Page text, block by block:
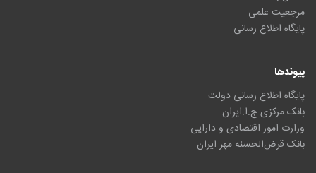
مرجعیت علمی
پایگاه اطلاع رسانی
پیوندها
پایگاه اطلاع رسانی دولت
بانک مرکزی ج.ا.ایران
وزارت امور اقتصادی و دارایی
بانک قرض‌الحسنه مهر ایران